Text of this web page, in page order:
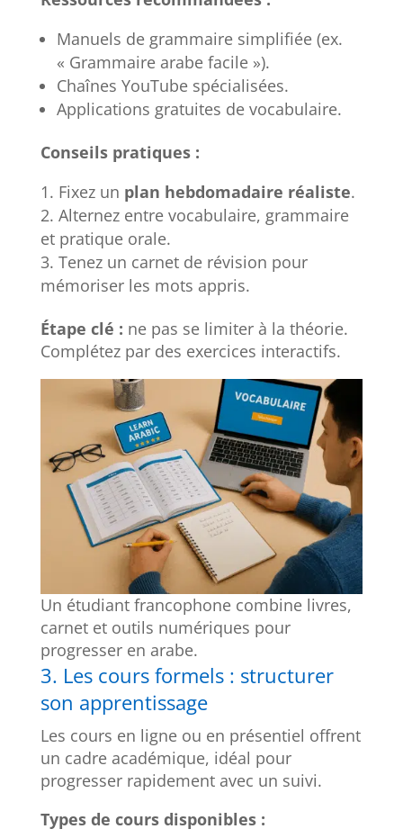
Manuels de grammaire simplifiée (ex.
« Grammaire arabe facile »).
Chaînes YouTube spécialisées.
Applications gratuites de vocabulaire.
Conseils pratiques :
Fixez un plan hebdomadaire réaliste.
Alternez entre vocabulaire, grammaire
et pratique orale.
Tenez un carnet de révision pour
mémoriser les mots appris.
Étape clé : ne pas se limiter à la théorie.
Complétez par des exercices interactifs.
Un étudiant francophone combine livres,
carnet et outils numériques pour
progresser en arabe.
3. Les cours formels : structurer
son apprentissage
Les cours en ligne ou en présentiel offrent
un cadre académique, idéal pour
progresser rapidement avec un suivi.
Types de cours disponibles :